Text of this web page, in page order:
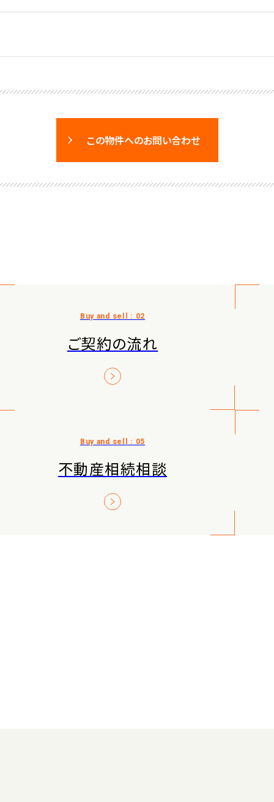
この物件へのお問い合わせ
ご契約の流れ
不動産相続相談